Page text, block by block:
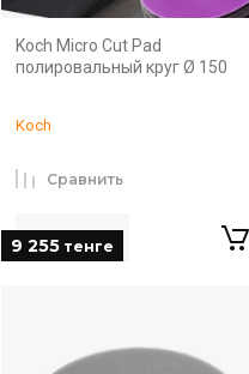
Koch Micro Cut Pad
полировальный круг Ø 150
Koch
9 255 тенге
Сравнить